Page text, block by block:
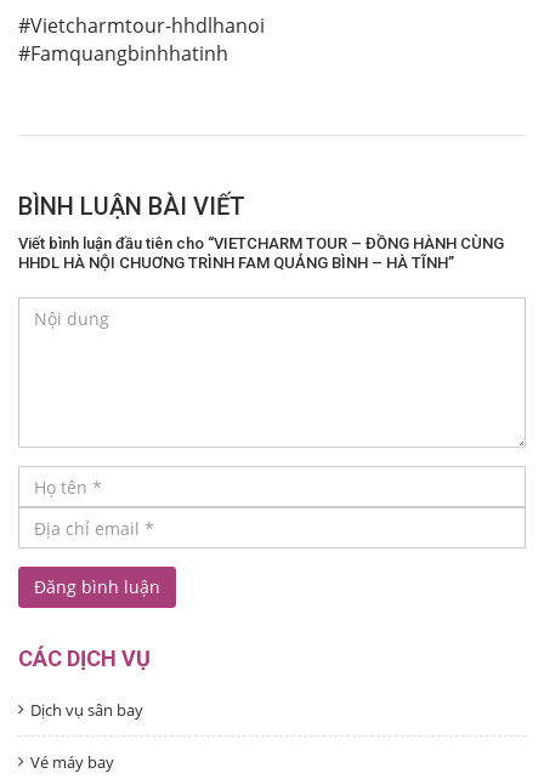
#Vietcharmtour-hhdlhanoi
#Famquangbinhhatinh
BÌNH LUẬN BÀI VIẾT
Viết bình luận đầu tiên cho “VIETCHARM TOUR – ĐỒNG HÀNH CÙNG
HHDL HÀ NỘI CHUƠNG TRÌNH FAM QUẢNG BÌNH – HÀ TĨNH”
CÁC DỊCH VỤ
Dịch vụ sân bay
Vé máy bay